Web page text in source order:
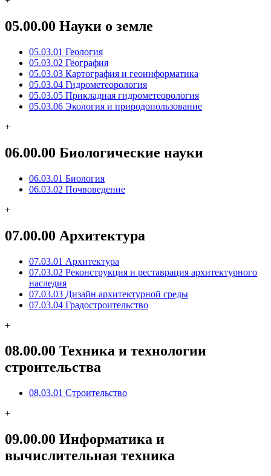
05.00.00 Науки о земле
05.03.01 Геология
05.03.02 География
05.03.03 Картография и геоинформатика
05.03.04 Гидрометеорология
05.03.05 Прикладная гидрометеорология
05.03.06 Экология и природопользование
+
06.00.00 Биологические науки
06.03.01 Биология
06.03.02 Почвоведение
+
07.00.00 Архитектура
07.03.01 Архитектура
07.03.02 Реконструкция и реставрация архитектурного
наследия
07.03.03 Дизайн архитектурной среды
07.03.04 Градостроительство
+
08.00.00 Техника и технологии
строительства
08.03.01 Строительство
+
09.00.00 Информатика и
вычислительная техника